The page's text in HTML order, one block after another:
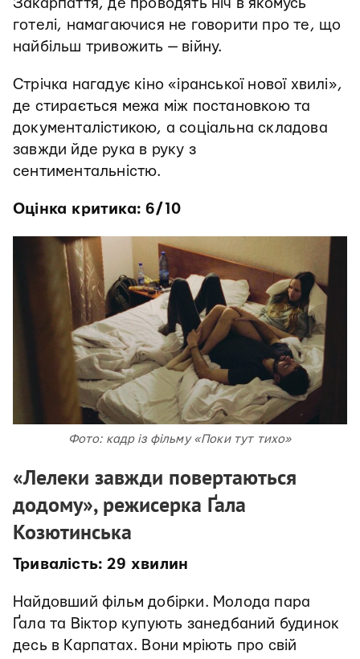
Закарпаття, де проводять ніч в якомусь
готелі, намагаючися не говорити про те, що
найбільш тривожить — війну.
Стрічка нагадує кіно «іранської нової хвилі»,
де стирається межа між постановкою та
документалістикою, а соціальна складова
завжди йде рука в руку з
сентиментальністю.
Оцінка критика: 6/10
Фото: кадр із фільму «Поки тут тихо»
«Лелеки завжди повертаються
додому», режисерка Ґала
Козютинська
Тривалість: 29 хвилин
Найдовший фільм добірки. Молода пара
Ґала та Віктор купують занедбаний будинок
десь в Карпатах. Вони мріють про свій